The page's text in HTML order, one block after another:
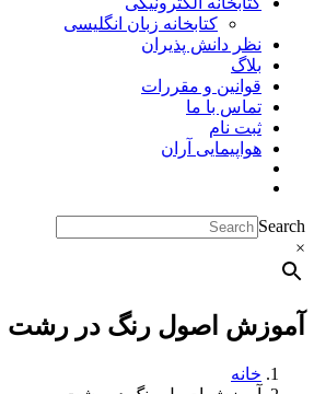
کتابخانه زبان انگلیسی
نظر دانش پذیران
بلاگ
قوانین و مقررات
تماس با ما
ثبت نام
هواپیمایی آران
Search
×
آموزش اصول رنگ در رشت
خانه